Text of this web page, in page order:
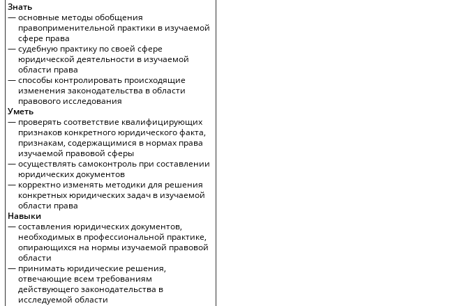
Знать
основные методы обобщения
правоприменительной практики в изучаемой
сфере права
судебную практику по своей сфере
юридической деятельности в изучаемой
области права
способы контролировать происходящие
изменения законодательства в области
правового исследования
Уметь
проверять соответствие квалифицирующих
признаков конкретного юридического факта,
признакам, содержащимися в нормах права
изучаемой правовой сферы
осуществлять самоконтроль при составлении
юридических документов
корректно изменять методики для решения
конкретных юридических задач в изучаемой
области права
Навыки
составления юридических документов,
необходимых в профессиональной практике,
опирающихся на нормы изучаемой правовой
области
принимать юридические решения,
отвечающие всем требованиям
действующего законодательства в
исследуемой области